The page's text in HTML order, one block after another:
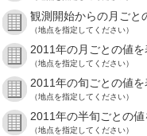
観測開始からの月ごと
（地点を指定してください）
2011年の月ごとの値を
（地点を指定してください）
2011年の旬ごとの値を
（地点を指定してください）
2011年の半旬ごとの
（地点を指定してください）